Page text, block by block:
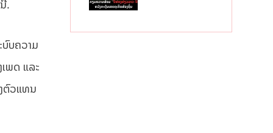
.
ບຄວາມ
ພດ ແລະ
ຕົວແທນ
ເສດຖະກິດ